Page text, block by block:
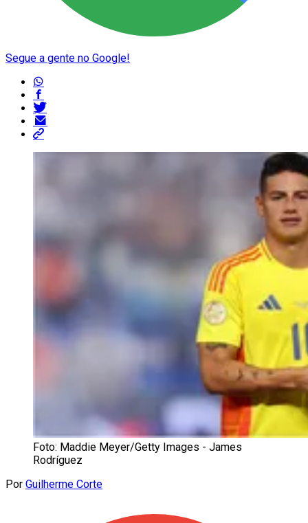
Segue a gente no Google!
Foto: Maddie Meyer/Getty Images - James
Rodríguez
Por Guilherme Corte